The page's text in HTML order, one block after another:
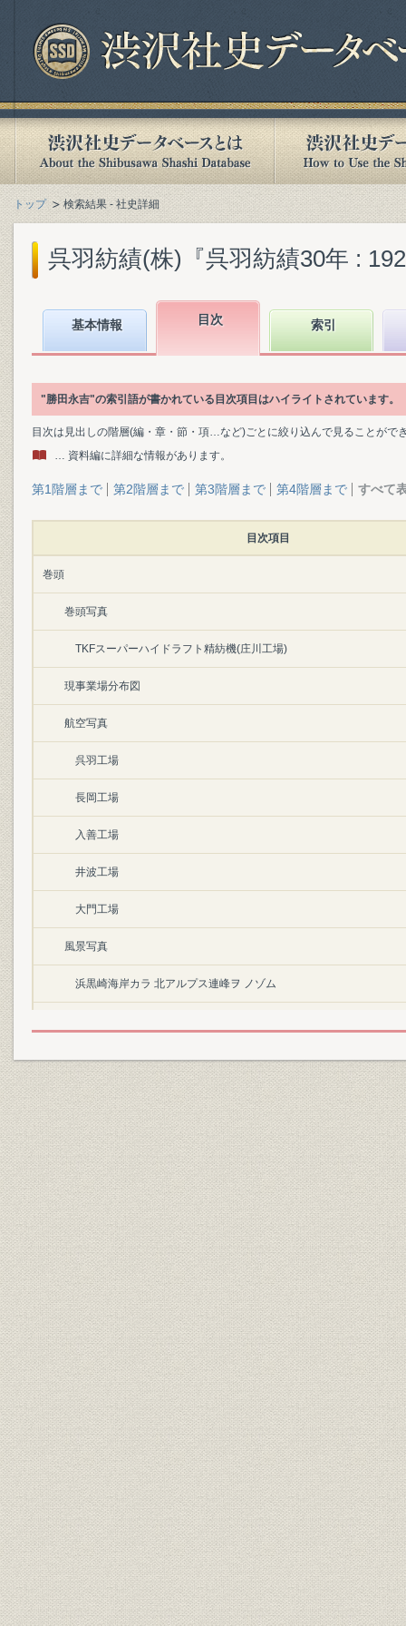
トップ 検索結果 - 社史詳細
呉羽紡績(株)『呉羽紡績30年 :
基本情報 目次 索引
"勝田永吉"の索引語が書かれている目次項目はハイライトされています。
目次は見出しの階層(編・章・節・項…など)ごとに絞り込んで見ることがで
… 資料編に詳細な情報があります。
第1階層まで 第2階層まで 第3階層まで 第4階層まで すべて
目次項目
巻頭
巻頭写真
TKFスーパーハイドラフト精紡機(庄川工場)
現事業場分布図
航空写真
呉羽工場
長岡工場
入善工場
井波工場
大門工場
風景写真
浜黒崎海岸カラ 北アルプス連峰ヲ ノゾム
大町工場
豊科工場
板祝工場
鈴鹿工場
高槻研究所
本社
序文
30年ノ アユミヲ カエリミテ 社長 植場鉄三
主要目次
凡例
I 前史
〈クレビ ヘコワ〉高級レジン加工綿布......写[写真]
前史目次
富山紡績役員(1921~34年)......写[写真]
ハシガキ
1 苦労ヲ カサネタ 草分ケノ 時期